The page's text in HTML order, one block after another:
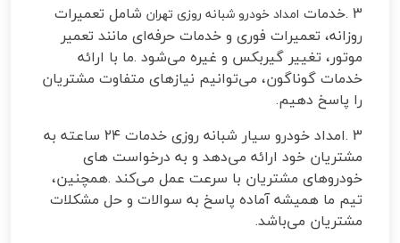
3
.خدمات امداد خودرو شبانه روزی تهران شامل تعمیرات
روزانه، تعمیرات فوری و خدمات حرفه‌ای مانند تعمیر
موتور، تغییر گیربکس و غیره می‌شود .ما با ارائه
خدمات گوناگون، می‌توانیم نیازهای متفاوت مشتریان
را پاسخ دهیم.
3
.
امداد خودرو سیار شبانه روزی خدمات ۲۴ ساعته به
مشتریان خود ارائه می‌دهد و به درخواست های
خودروهای مشتریان با سرعت عمل می‌کند .همچنین،
تیم ما همیشه آماده پاسخ به سوالات و حل مشکلات
مشتریان می‌باشد.